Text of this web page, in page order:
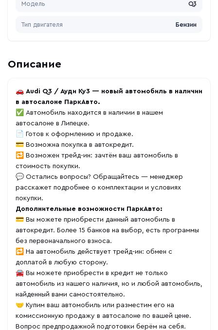
Модель Q3
Тип двигателя Бензин
Описание
🚗 Audi Q3 / Ауди Ку3 — новый автомобиль в наличии
в автосалоне ПаркАвто.
✅ Автомобиль находится в наличии в нашем
автосалоне в Липецке.
📄 Готов к оформлению и продаже.
💳 Возможна покупка в автокредит.
🔁 Возможен трейд-ин: зачтём ваш автомобиль в
стоимость покупки.
💬 Остались вопросы? Обращайтесь — менеджер
расскажет подробнее о комплектации и условиях
покупки.
Дополнительные возможности ПаркАвто:
💳 Вы можете приобрести данный автомобиль в
автокредит. Более 15 банков на выбор, есть программы
без первоначального взноса.
🔁 На автомобиль действует трейд-ин: обмен с
доплатой в любую сторону.
🚘 Вы можете приобрести в кредит не только
автомобиль из нашего наличия, но и любой автомобиль,
найденный вами самостоятельно.
🤝 Купим ваш автомобиль или разместим его на
комиссионную продажу в автосалоне по вашей цене.
Вопрос предпродажной подготовки берём на себя.